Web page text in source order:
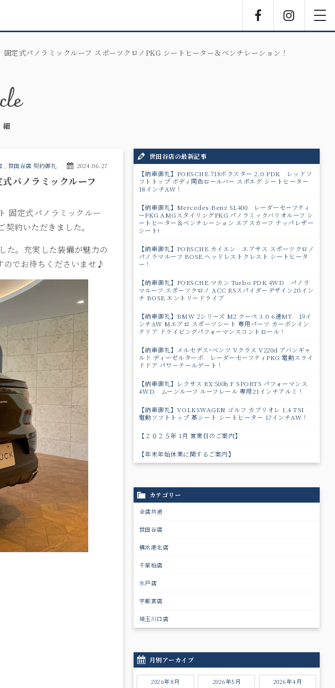
式パノラミックルーフ スポーツクロノPKG シートヒーター＆ベンチレーション！
2024.06.27
世田谷店 契約御礼
パノラミックルーフ
固定式パノラミックルー
約いただきました。
た。充実した装備が魅力の
のでお待ちくださいませ♪
世田谷店の最新記事
【納車御礼】PORSCHE 718ボクスター 2.0 PDK レッドソ
フトトップ ボディ同色ロールバー スポエグ シートヒーター
18インチAW！
【納車御礼】Mercedes-Benz SL400 レーダーセーフティ
ーPKG AMGスタイリングPKG パノラミックバリオルーフ シ
ートヒーター＆ベンチレーション エアスカーフ ナッパレザー
シート!
【納車御礼】PORSCHE カイエン エアサス スポーツクロノ
パノラマルーフ BOSE ヘッドレストクレスト シートヒータ
ー！
【納車御礼】PORSCHE マカン Turbo PDK 4WD パノラ
マルーフ スポーツクロノ ACC RSスパイダーデザイン20イン
チ BOSE エントリードライブ
【納車御礼】BMW 2シリーズ M2 クーペ 3.0 6速MT 19イ
ンチAW Mエアロ スポーツシート 専用パーツ カーボンイン
テリア ドライビングパフォーマンスコントロール！
【納車御礼】メルセデス･ベンツ Vクラス V220d アバンギャ
ルド ディーゼルターボ レーダーセーフティPKG 電動スライ
ドドア パワ－テールゲート！
【納車御礼】レクサス RX 500h F SPORTS パフォーマンス
4WD ムーンルーフ ルーフレール 専用21インチアルミ！
【納車御礼】VOLKSWAGEN ゴルフ カブリオレ 1.4 TSI
電動ソフトトップ 革シート シートヒーター 17インチAW！
【２０２５年 1月 営業日のご案内】
【年末年始休業に関するご案内】
カテゴリー
全店共通
世田谷店
横浜港北店
千葉柏店
水戸店
宇都宮店
埼玉川口店
月別アーカイブ
2026年8月 2026年5月 2026年4月